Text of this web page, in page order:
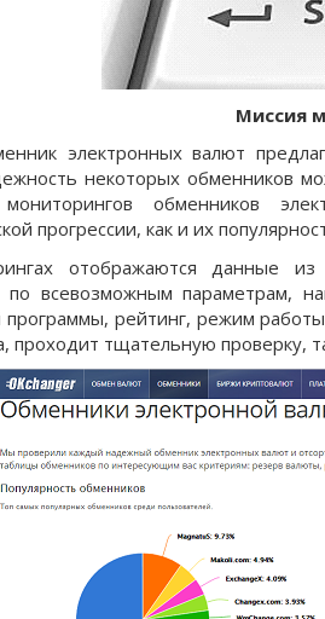
Миссия
электронных валют
некоторых обменников
обменников
прогрессии, как и их
отображаются данные
по всевозможным параметрам,
программы, рейтинг, режим
проходит тщательную проверку,